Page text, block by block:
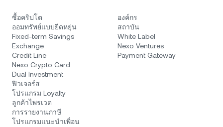
ซื้อคริปโต
ออมทรัพย์แบบยืดหยุ่น
Fixed-term Savings
Exchange
Credit Line
Nexo Crypto Card
Dual Investment
ฟิวเจอร์ส
โปรแกรม Loyalty
ลูกค้าไพรเวต
การรายงานภาษี
โปรแกรมแนะนำเพื่อน
องค์กร
สถาบัน
White Label
Nexo Ventures
Payment Gateway